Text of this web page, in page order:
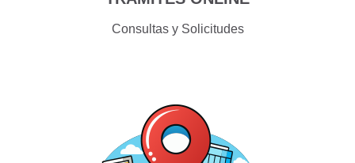
Consultas y Solicitudes